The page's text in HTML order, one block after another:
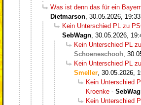
Was ist denn das für ein
Dietmarson 30.05.2026, 19:33
Kein Unterschied PL zu
SebWagn 30.05.2026,
Kein Unterschied PL
Schoeneschooh
Kein Unterschied PL
Smeller 30.05.2026,
Kein Unterschied
Kroenke -
Kein Unterschied